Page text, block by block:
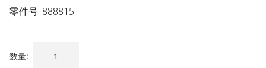
零件号: 888815
数量: